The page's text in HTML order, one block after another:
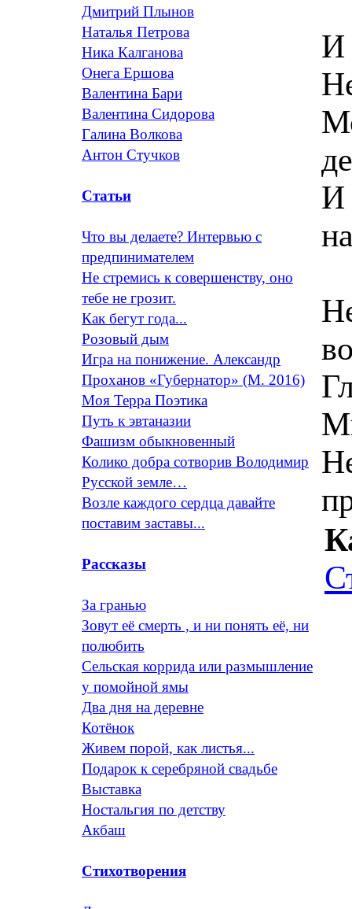
Дмитрий Плынов
Наталья Петрова
Ника Калганова
Онега Ершова
Валентина Бари
Валентина Сидорова
Галина Волкова
Антон Стучков
Статьи
Что вы делаете? Интервью с
предпинимателем
Не стремись к совершенству, оно
тебе не грозит.
Как бегут года...
Розовый дым
Игра на понижение. Александр
Проханов «Губернатор» (М. 2016)
Моя Терра Поэтика
Путь к эвтаназии
Фашизм обыкновенный
Колико добра сотворив Володимир
Русской земле…
Возле каждого сердца давайте
поставим заставы...
Рассказы
За гранью
Зовут её смерть , и ни понять её, ни
полюбить
Сельская коррида или размышление
у помойной ямы
Два дня на деревне
Котёнок
Живем порой, как листья...
Подарок к серебряной свадьбе
Выставка
Ностальгия по детству
Акбаш
Стихотворения
И
И